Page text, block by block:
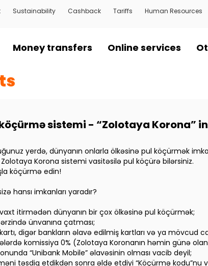
Sustainability Cashback Tariffs Human Resources
Money transfers Online services
sistemi - “Zolotaya Korona”
yerdə, dünyanın onlarla ölkəsinə pul köçürmək
Korona sistemi vasitəsilə pul köçürə bilərsiniz.
köçürmə edin!
hansı imkanları yaradır?
itirmədən dünyanın bir çox ölkəsinə pul köçürmək;
ünvanına çatması;
digər bankların əlavə edilmiş kartları və ya mövcud
komissiya 0% (Zolotaya Koronanın həmin günə
“Unibank Mobile” əlavəsinin olması vacib deyil;
təsdiq etdikdən sonra əldə etdiyi “Köçürmə